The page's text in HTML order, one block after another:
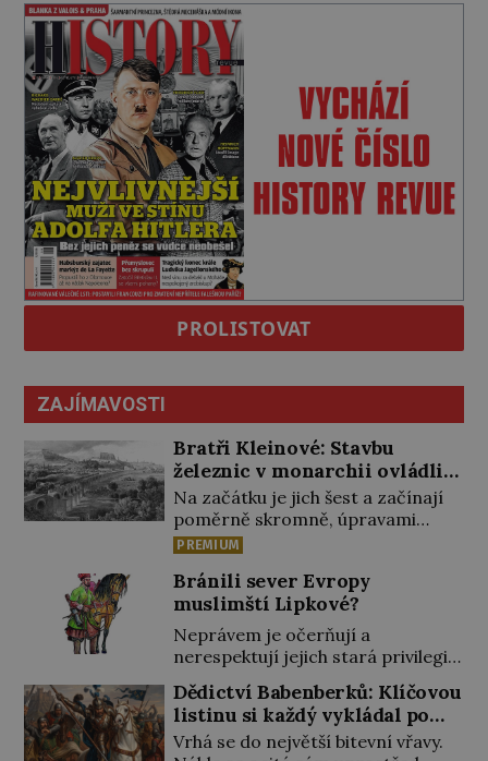
PROLISTOVAT
ZAJÍMAVOSTI
Bratři Kleinové: Stavbu
železnic v monarchii ovládli
samouci
Na začátku je jich šest a začínají
poměrně skromně, úpravami
zahrad, rybníků a parků. Postupně
Během 40 let vybudují na území
monarchie třetinu všech tratí,
tedy asi 3500 kilometrů! Ohromně
na tom zbohatnou… Podnikavého
ducha zdědí bratři Kleinové po
otci Johannovi (1756–1835), který
má malý statek na Jesenicku […]
PREMIUM
Bránili sever Evropy
muslimští Lipkové?
Neprávem je očerňují a
nerespektují jejich stará privilegia.
dohodnutý žold! Lipkové proti
těmto „podrazům“ hlasitě
protestují, jenže spravedlnosti
Dědictví Babenberků: Klíčovou
listinu si každý vykládal po
svém
Vrhá se do největší bitevní vřavy.